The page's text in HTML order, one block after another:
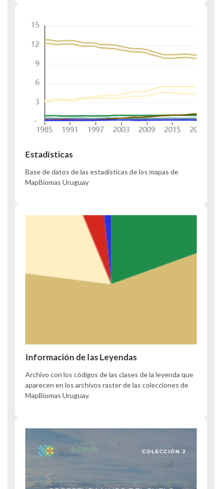
Estadísticas
Base de datos de las estadísticas de los mapas de
MapBiomas Uruguay
Información de las Leyendas
Archivo con los códigos de las clases de la leyenda que
aparecen en los archivos raster de las colecciones de
MapBiomas Uruguay.